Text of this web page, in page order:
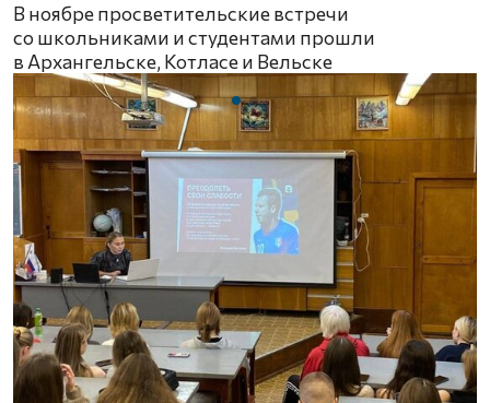
В ноябре просветительские встречи
со школьниками и студентами прошли
в Архангельске, Котласе и Вельске